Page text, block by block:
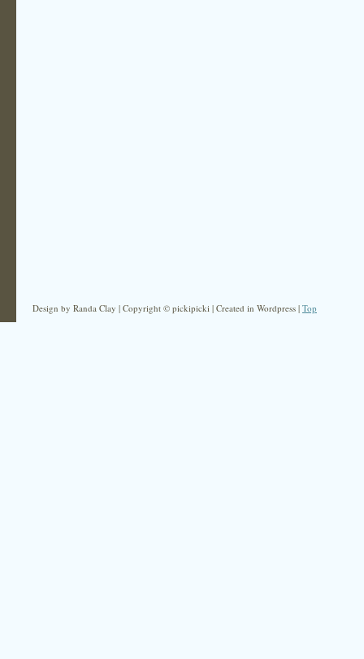
Design by Randa Clay | Copyright © pickipicki | Created in Wordpress | Top